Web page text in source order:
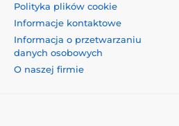
Polityka plików cookie
Informacje kontaktowe
Informacja o przetwarzaniu
danych osobowych
O naszej firmie